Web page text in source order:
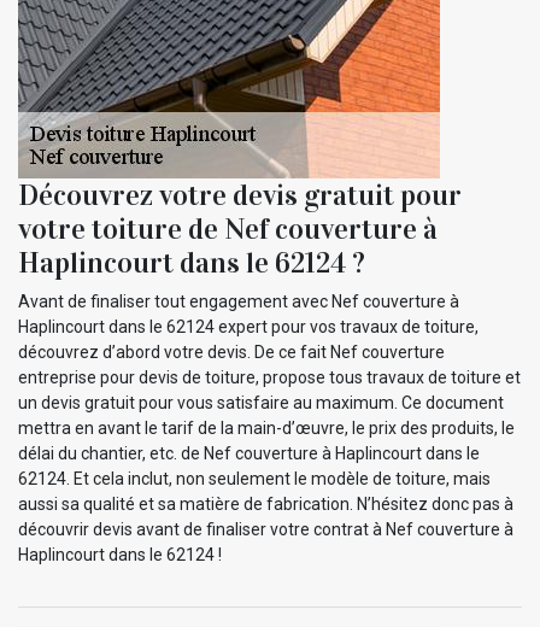
Découvrez votre devis gratuit pour
votre toiture de Nef couverture à
Haplincourt dans le 62124 ?
Avant de finaliser tout engagement avec Nef couverture à
Haplincourt dans le 62124 expert pour vos travaux de toiture,
découvrez d’abord votre devis. De ce fait Nef couverture
entreprise pour devis de toiture, propose tous travaux de toiture et
un devis gratuit pour vous satisfaire au maximum. Ce document
mettra en avant le tarif de la main-d’œuvre, le prix des produits, le
délai du chantier, etc. de Nef couverture à Haplincourt dans le
62124. Et cela inclut, non seulement le modèle de toiture, mais
aussi sa qualité et sa matière de fabrication. N’hésitez donc pas à
découvrir devis avant de finaliser votre contrat à Nef couverture à
Haplincourt dans le 62124 !